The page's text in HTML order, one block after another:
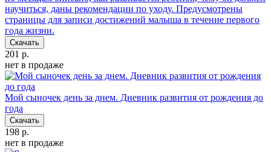
научиться, даны рекомендации по уходу. Предусмотрены
страницы для записи достижений малыша в течение первого
года жизни.
Скачать
201 р.
нет в продаже
Мой сыночек день за днем. Дневник развития от рождения до
года
Скачать
198 р.
нет в продаже